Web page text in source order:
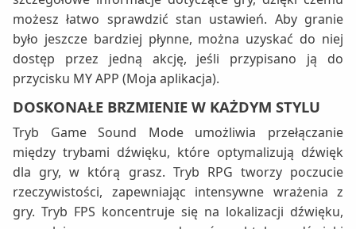
możesz łatwo sprawdzić stan ustawień. Aby granie
było jeszcze bardziej płynne, można uzyskać do niej
dostęp przez jedną akcję, jeśli przypisano ją do
przycisku MY APP (Moja aplikacja).
DOSKONAŁE BRZMIENIE W KAŻDYM STYLU
Tryb Game Sound Mode umożliwia przełączanie
między trybami dźwięku, które optymalizują dźwięk
dla gry, w którą grasz. Tryb RPG tworzy poczucie
rzeczywistości, zapewniając intensywne wrażenia z
gry. Tryb FPS koncentruje się na lokalizacji dźwięku,